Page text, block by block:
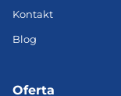
Kontakt
Blog
Oferta